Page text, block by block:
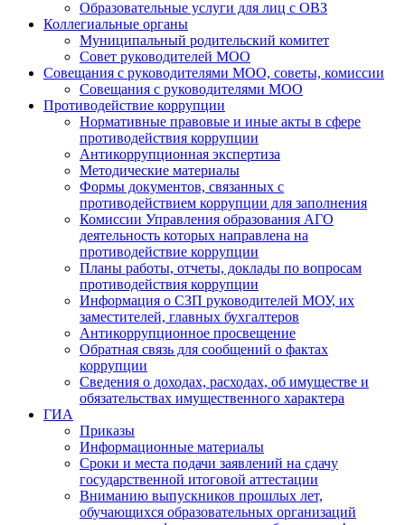
Образовательные услуги для лиц с ОВЗ
Коллегиальные органы
Муниципальный родительский комитет
Совет руководителей МОО
Совещания с руководителями МОО, советы, комиссии
Совещания с руководителями МОО
Противодействие коррупции
Нормативные правовые и иные акты в сфере
противодействия коррупции
Антикоррупционная экспертиза
Методические материалы
Формы документов, связанных с
противодействием коррупции для заполнения
Комиссии Управления образования АГО
деятельность которых направлена на
противодействие коррупции
Планы работы, отчеты, доклады по вопросам
противодействия коррупции
Информация о СЗП руководителей МОУ, их
заместителей, главных бухгалтеров
Антикоррупционное просвещение
Обратная связь для сообщений о фактах
коррупции
Сведения о доходах, расходах, об имуществе и
обязательствах имущественного характера
ГИА
Приказы
Информационные материалы
Сроки и места подачи заявлений на сдачу
государственной итоговой аттестации
Вниманию выпускников прошлых лет,
обучающихся образовательных организаций